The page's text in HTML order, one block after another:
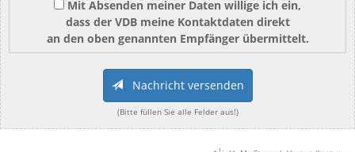
Mit Absenden meiner Daten willige ich ein,
dass der VDB meine Kontaktdaten direkt
an den oben genannten Empfänger übermittelt.
Nachricht versenden
(Bitte füllen Sie alle Felder aus!)
1